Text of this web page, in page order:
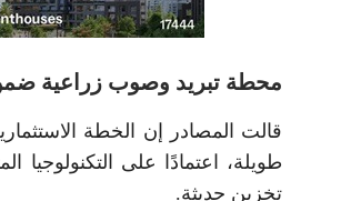
محطة تبريد وصوب زراعية
قالت المصادر إن الخطة
طويلة، اعتمادًا على التكنولوجيا
تخزين حديثة.